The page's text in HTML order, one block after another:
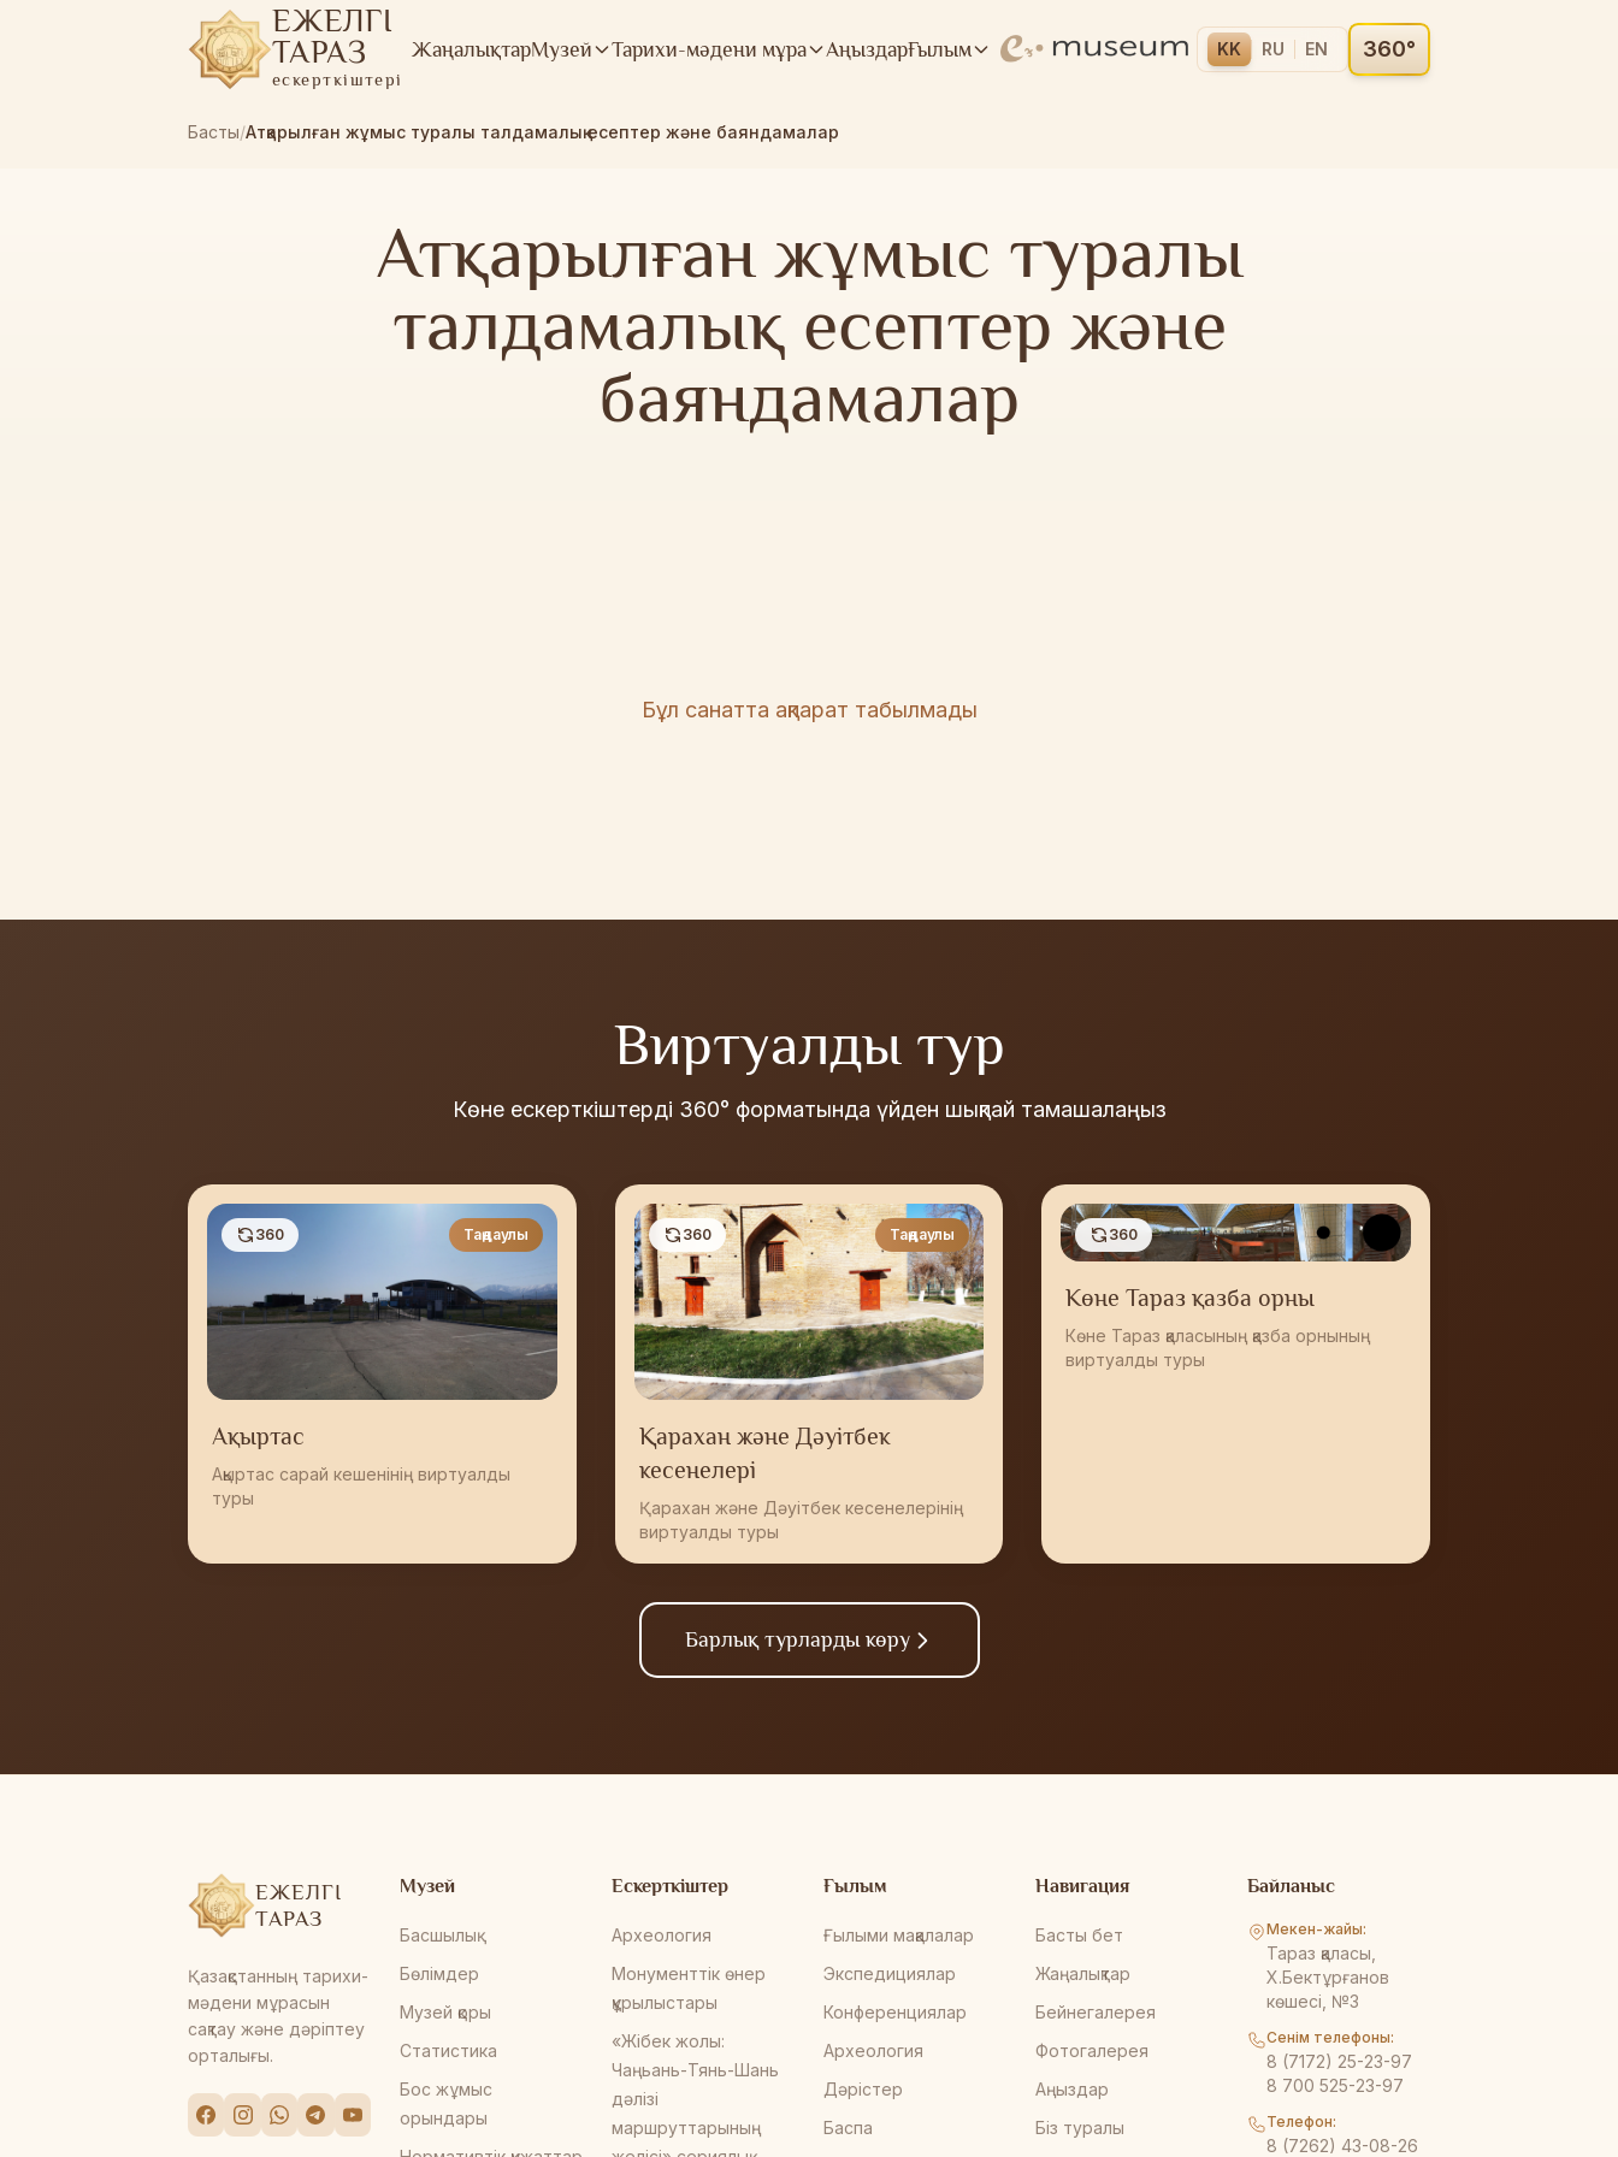
ЕЖЕЛГІ
ТАРАЗ
ескерткіштері
ЖаңалықтарМузей Тарихи-мәдени мұра АңыздарҒылым KK RU EN 360°
Басты/Атқарылған жұмыс туралы талдамалық есептер және баяндамалар
Атқарылған жұмыс туралы
талдамалық есептер және
баяндамалар
Бұл санатта ақпарат табылмады
Виртуалды тур
Көне ескерткіштерді 360° форматында үйден шықпай тамашалаңыз
360 Таңдаулы
Ақыртас
Ақыртас сарай кешенінің виртуалды
туры
360 Таңдаулы
Қарахан және Дәуітбек
кесенелері
Қарахан және Дәуітбек кесенелерінің
виртуалды туры
360
Көне Тараз қазба орны
Көне Тараз қаласының қазба орнының
виртуалды туры
Барлық турларды көру
ЕЖЕЛГІ
ТАРАЗ
Қазақстанның тарихи-
мәдени мұрасын
сақтау және дәріптеу
орталығы.
Музей
Басшылық
Бөлімдер
Музей қоры
Статистика
Бос жұмыс
орындары
Ескерткіштер
Археология
Монументтік өнер
құрылыстары
«Жібек жолы:
Чаңьань-Тянь-Шань
дәлізі
маршруттарының
Ғылым
Ғылыми мақалалар
Экспедициялар
Конференциялар
Археология
Дәрістер
Баспа
Навигация
Басты бет
Жаңалықтар
Бейнегалерея
Фотогалерея
Аңыздар
Біз туралы
Байланыс
Мекен-жайы:
Тараз қаласы,
Х.Бектұрғанов
көшесі, №3
Сенім телефоны:
8 (7172) 25-23-97
8 700 525-23-97
Телефон:
8 (7262) 43-08-26